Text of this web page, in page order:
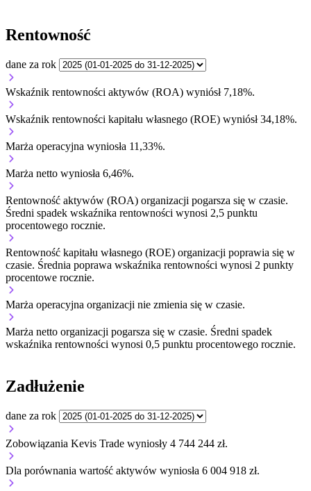
Rentowność
dane za rok
Wskaźnik rentowności aktywów (ROA) wyniósł 7,18%.
Wskaźnik rentowności kapitału własnego (ROE) wyniósł 34,18%.
Marża operacyjna wyniosła 11,33%.
Marża netto wyniosła 6,46%.
Rentowność aktywów (ROA) organizacji pogarsza się w czasie.
Średni spadek wskaźnika rentowności wynosi 2,5 punktu
procentowego rocznie.
Rentowność kapitału własnego (ROE) organizacji poprawia się w
czasie. Średnia poprawa wskaźnika rentowności wynosi 2 punkty
procentowe rocznie.
Marża operacyjna organizacji nie zmienia się w czasie.
Marża netto organizacji pogarsza się w czasie. Średni spadek
wskaźnika rentowności wynosi 0,5 punktu procentowego rocznie.
Zadłużenie
dane za rok
Zobowiązania Kevis Trade wyniosły 4 744 244 zł.
Dla porównania wartość aktywów wyniosła 6 004 918 zł.